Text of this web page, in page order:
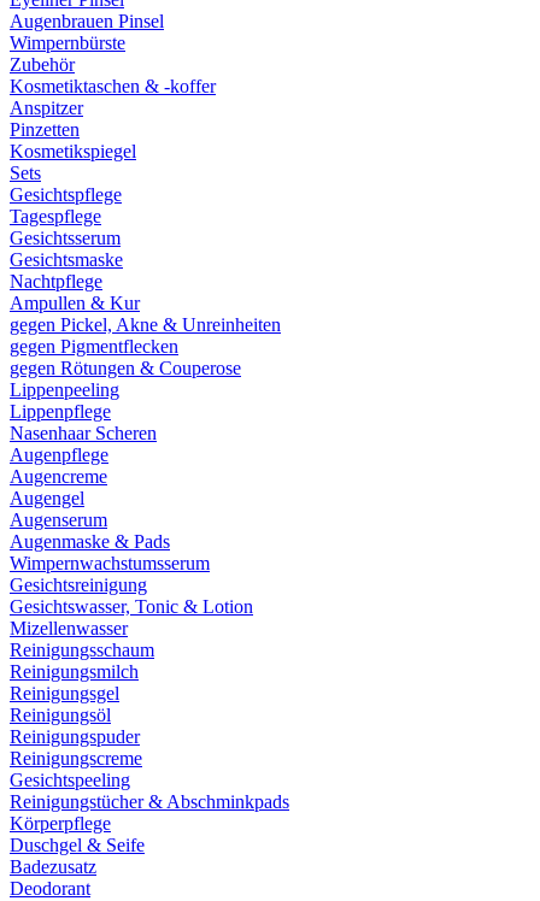
Augenbrauen Pinsel
Wimpernbürste
Zubehör
Kosmetiktaschen & -koffer
Anspitzer
Pinzetten
Kosmetikspiegel
Sets
Gesichtspflege
Tagespflege
Gesichtsserum
Gesichtsmaske
Nachtpflege
Ampullen & Kur
gegen Pickel, Akne & Unreinheiten
gegen Pigmentflecken
gegen Rötungen & Couperose
Lippenpeeling
Lippenpflege
Nasenhaar Scheren
Augenpflege
Augencreme
Augengel
Augenserum
Augenmaske & Pads
Wimpernwachstumsserum
Gesichtsreinigung
Gesichtswasser, Tonic & Lotion
Mizellenwasser
Reinigungsschaum
Reinigungsmilch
Reinigungsgel
Reinigungsöl
Reinigungspuder
Reinigungscreme
Gesichtspeeling
Reinigungstücher & Abschminkpads
Körperpflege
Duschgel & Seife
Badezusatz
Deodorant